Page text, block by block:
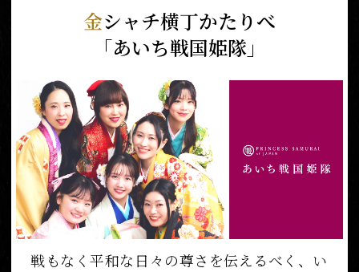
金シャチ横丁かたりべ
「あいち戦国姫隊」
戦もなく平和な日々の尊さを伝えるべく、い